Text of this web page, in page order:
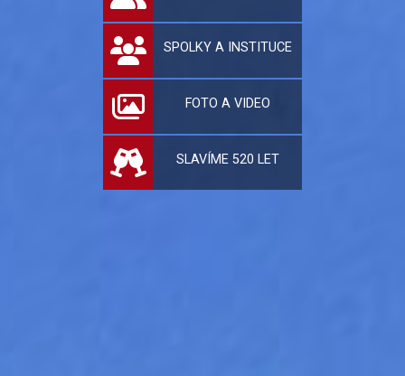
SPOLKY A INSTITUCE
FOTO A VIDEO
SLAVÍME 520 LET